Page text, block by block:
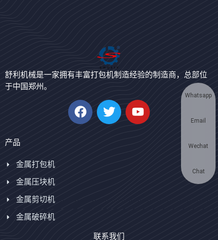
舒利机械是一家拥有丰富打包机制造经验的制造商，总部位
于中国郑州。
产品
金属打包机
金属压块机
金属剪切机
金属破碎机
联系我们
Portuguese
Swahili
Korean
Whatsapp
Email
Wechat
Chat